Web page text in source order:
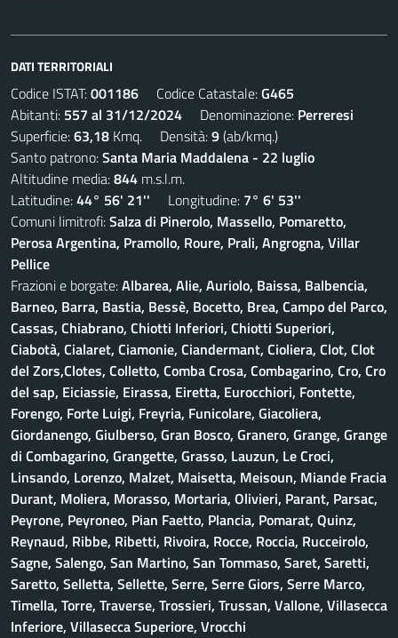
DATI TERRITORIALI
Codice ISTAT:001186 Codice Catastale:G465
Abitanti: 557 al 31/12/2024 Denominazione: Perreresi
Superficie:63,18 Kmq. Densità:9(ab/kmq.)
Santo patrono:Santa Maria Maddalena - 22 luglio
Altitudine media:844 m.s.l.m.
Latitudine:44° 56' 21'' Longitudine: 7° 6' 53''
Comuni limitrofi:Salza di Pinerolo, Massello, Pomaretto,
Perosa Argentina, Pramollo, Roure, Prali, Angrogna, Villar
Pellice
Frazioni e borgate:Albarea, Alie, Auriolo, Baissa, Balbencia,
Barneo, Barra, Bastia, Bessè, Bocetto, Brea, Campo del Parco,
Cassas, Chiabrano, Chiotti Inferiori, Chiotti Superiori,
Ciabotà, Cialaret, Ciamonie, Ciandermant, Cioliera, Clot, Clot
del Zors,Clotes, Colletto, Comba Crosa, Combagarino, Cro, Cro
del sap, Eiciassie, Eirassa, Eiretta, Eurocchiori, Fontette,
Forengo, Forte Luigi, Freyria, Funicolare, Giacoliera,
Giordanengo, Giulberso, Gran Bosco, Granero, Grange, Grange
di Combagarino, Grangette, Grasso, Lauzun, Le Croci,
Linsando, Lorenzo, Malzet, Maisetta, Meisoun, Miande Fracia
Durant, Moliera, Morasso, Mortaria, Olivieri, Parant, Parsac,
Peyrone, Peyroneo, Pian Faetto, Plancia, Pomarat, Quinz,
Reynaud, Ribbe, Ribetti, Rivoira, Rocce, Roccia, Rucceirolo,
Sagne, Salengo, San Martino, San Tommaso, Saret, Saretti,
Saretto, Selletta, Sellette, Serre, Serre Giors, Serre Marco,
Timella, Torre, Traverse, Trossieri, Trussan, Vallone, Villasecca
Inferiore, Villasecca Superiore, Vrocchi